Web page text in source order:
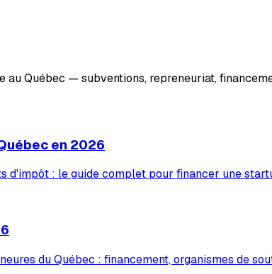
Québec — subventions, repreneuriat,
en 2026
d'impôt : le guide complet pour financer une
du Québec : financement, organismes de